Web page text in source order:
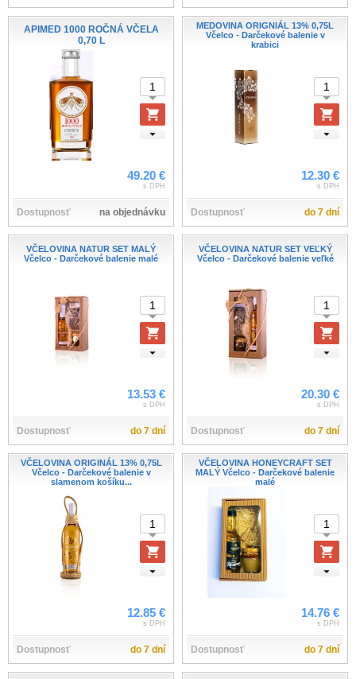
APIMED 1000 ROČNÁ VČELA
0,70 L
49.20 €
s DPH
Dostupnosť na objednávku
MEDOVINA ORIGNIÁL 13% 0,75L
Včelco - Darčekové balenie v
krabici
12.30 €
s DPH
Dostupnosť do 7 dní
VČELOVINA NATUR SET MALÝ
Včelco - Darčekové balenie malé
13.53 €
s DPH
Dostupnosť do 7 dní
VČELOVINA NATUR SET VEĽKÝ
Včelco - Darčekové balenie veľké
20.30 €
s DPH
Dostupnosť do 7 dní
VČELOVINA ORIGINÁL 13% 0,75L
Včelco - Darčekové balenie v
slamenom košíku...
12.85 €
s DPH
Dostupnosť do 7 dní
VČELOVINA HONEYCRAFT SET
MALÝ Včelco - Darčekové balenie
malé
14.76 €
s DPH
Dostupnosť do 7 dní